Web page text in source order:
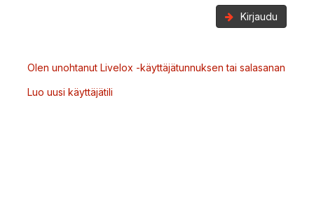
Kirjaudu
Olen unohtanut Livelox -käyttäjätunnuksen tai salasanan
Luo uusi käyttäjätili